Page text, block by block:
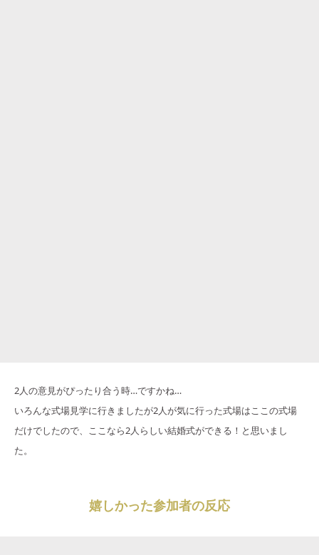
2人の意見がぴったり合う時…ですかね…
いろんな式場見学に行きましたが2人が気に行った式場はここの式場
だけでしたので、ここなら2人らしい結婚式ができる！と思いまし
た。
嬉しかった参加者の反応